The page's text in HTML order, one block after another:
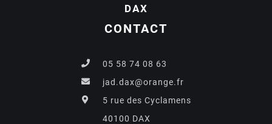
DAX
CONTACT
05 58 74 08 63
jad.dax@orange.fr
5 rue des Cyclamens
40100 DAX